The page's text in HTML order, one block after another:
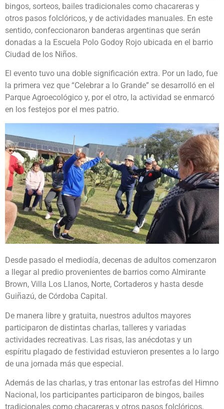
bingos, sorteos, bailes tradicionales como chacareras y
otros pasos folclóricos, y de actividades manuales. En este
sentido, confeccionaron banderas argentinas que serán
donadas a la Escuela Polo Godoy Rojo ubicada en el barrio
Ciudad de los Niños.
El evento tuvo una doble significación extra. Por un lado, fue
la primera vez que “Celebrar a lo Grande” se desarrolló en el
Parque Agroecológico y, por el otro, la actividad se enmarcó
en los festejos por el mes patrio.
Desde pasado el mediodía, decenas de adultos comenzaron
a llegar al predio provenientes de barrios como Almirante
Brown, Villa Los Llanos, Norte, Cortaderos y hasta desde
Guiñazú, de Córdoba Capital.
De manera libre y gratuita, nuestros adultos mayores
participaron de distintas charlas, talleres y variadas
actividades recreativas. Las risas, las anécdotas y un
espíritu plagado de festividad estuvieron presentes a lo largo
de una jornada más que especial.
Además de las charlas, y tras entonar las estrofas del Himno
Nacional, los participantes participaron de bingos, bailes
tradicionales como chacareras y otros pasos folclóricos,